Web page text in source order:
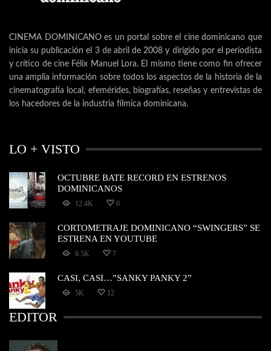
CINEMA DOMINICANO es un portal sobre el cine dominicano que
inicia su publicación el 3 de abril de 2008 y dirigido por el periodista
y crítico de cine Félix Manuel Lora. El mismo tiene como fin ofrecer
una amplia información sobre todos los aspectos de la historia de la
cinematografía local, efemérides, biografías, reseñas y entrevistas de
los hacedores de la industria fílmica dominicana.
LO + VISTO
OCTUBRE BATE RECORD EN ESTRENOS
DOMINICANOS
12.4K 0
CORTOMETRAJE DOMINICANO “SWINGERS” SE
ESTRENA EN YOUTUBE
6.5K 7
CASI, CASI…”SANKY PANKY 2”
5K 12
EDITOR